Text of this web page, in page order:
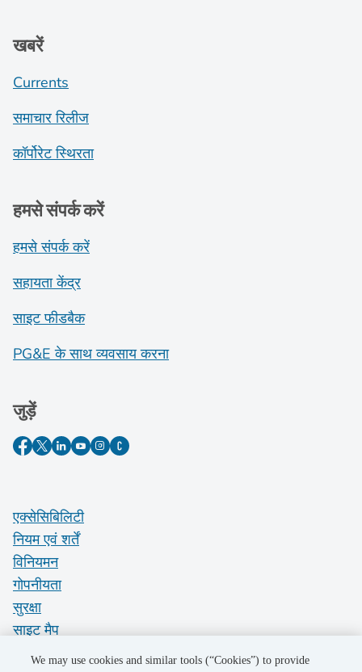
खबरें
Currents
समाचार रिलीज
कॉर्पोरेट स्थिरता
हमसे संपर्क करें
हमसे संपर्क करें
सहायता केंद्र
साइट फीडबैक
PG&E के साथ व्यवसाय करना
जुड़ें
एक्सेसिबिलिटी
नियम एवं शर्तें
विनियमन
गोपनीयता
सुरक्षा
साइट मैप
Do Not Sell My Personal Information
We may use cookies and similar tools (“Cookies”) to provide